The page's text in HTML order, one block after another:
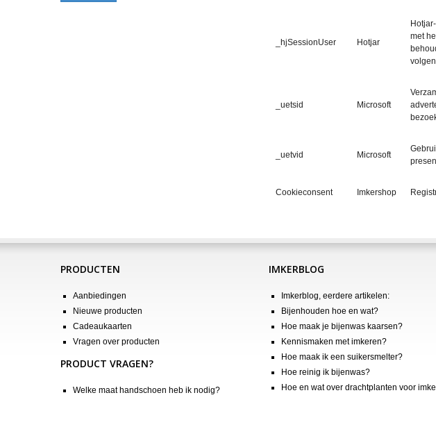
_hjSessionUser Hotjar
met
_uetsid Microsoft
_uetvid Microsoft
Cookieconsent Imkershop
PRODUCTEN
Aanbiedingen
Nieuwe producten
Cadeaukaarten
Vragen over producten
PRODUCT VRAGEN?
Welke maat handschoen heb ik nodig?
IMKERBLOG
Imkerblog, eerdere artikelen:
Bijenhouden hoe en wat?
Hoe maak je bijenwas kaarsen?
Kennismaken met imkeren?
Hoe maak ik een suikersmelter?
Hoe reinig ik bijenwas?
Hoe en wat over drachtplanten voor